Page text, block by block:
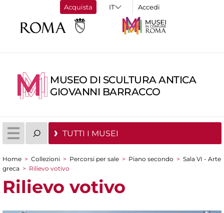
Acquista Accedi
MUSEO DI SCULTURA ANTICA
GIOVANNI BARRACCO
TUTTI I MUSEI
Tu sei qui
Home > Collezioni > Percorsi per sale > Piano secondo > Sala VI - Arte
greca > Rilievo votivo
Rilievo votivo